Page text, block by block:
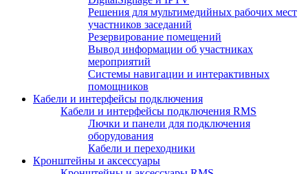
Решения для мультимедийных рабочих мест
участников заседаний
Резервирование помещений
Вывод информации об участниках
мероприятий
Системы навигации и интерактивных
помощников
Кабели и интерфейсы подключения
Кабели и интерфейсы подключения RMS
Лючки и панели для подключения
оборудования
Кабели и переходники
Кронштейны и аксессуары